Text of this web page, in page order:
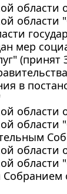
области
области
мер
в
области
области
области
области